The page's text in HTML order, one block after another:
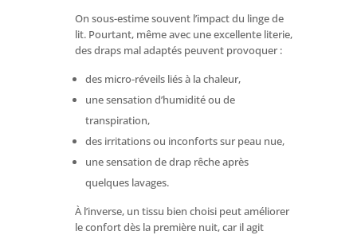
On sous-estime souvent l’impact du linge de
lit. Pourtant, même avec une excellente literie,
des draps mal adaptés peuvent provoquer :
des micro-réveils liés à la chaleur,
une sensation d’humidité ou de
transpiration,
des irritations ou inconforts sur peau nue,
une sensation de drap rêche après
quelques lavages.
À l’inverse, un tissu bien choisi peut améliorer
le confort dès la première nuit, car il agit